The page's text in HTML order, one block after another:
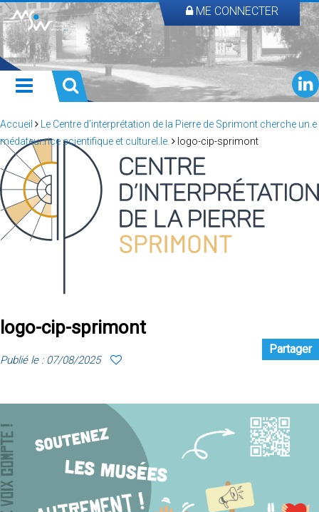
ME CONNECTER
Accueil
Le Centre d’interprétation de la Pierre de Sprimont cherche un.e
médateur.rice scientifique et culturel.le.
logo-cip-sprimont
logo-cip-sprimont
Publié le : 07/08/2025
Partager